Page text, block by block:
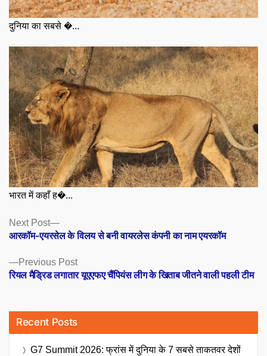
दुनिया का सबसे �...
भारत में कहाँ ह�...
Posts
navigation
Previous PostPrevious
post:
रियल मैड्रिड लगातार यूएएफए चैंपियंस लीग के खिताब जीतने वाली पहली टीम
Next Post
Next
post:
आरकॉम-एयरसेल के विलय से बनी वायरलेस कंपनी का नाम एयरकॉम
Recent Posts
G7 Summit 2026: फ्रांस में दुनिया के 7 सबसे ताकतवर देशों